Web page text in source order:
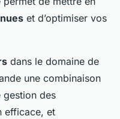
et d’optimiser vos
dans le domaine de
une combinaison
gestion des
efficace, et